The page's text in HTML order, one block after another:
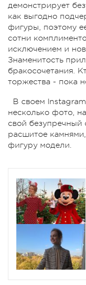
демонстрирует
как выгодно
фигуры, поэтому
сотни
исключением и
Знаменитость
бракосочетания.
торжества - пока
В своем
несколько фото,
свой безупречный
расшитое
фигуру модели.